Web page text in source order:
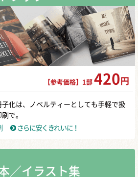
【参考価格】1部 420 円
化は、ノベルティーとしても手軽で扱
で。
さらに安くきれいに！
／イラスト集